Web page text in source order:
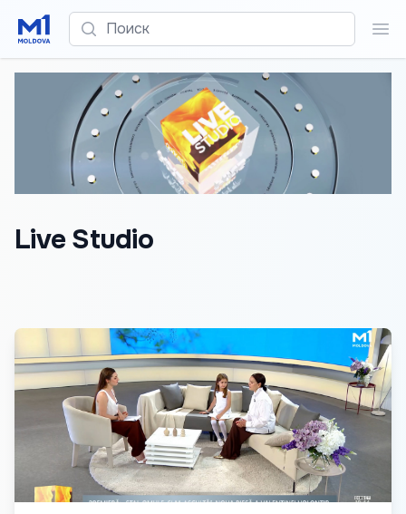
Поиск
Live Studio